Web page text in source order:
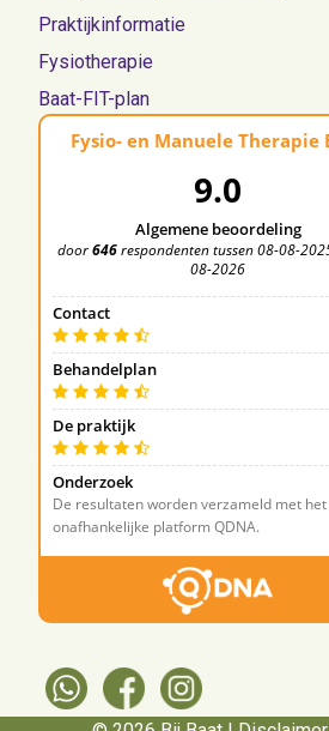
Praktijkinformatie
Fysiotherapie
Baat-FIT-plan